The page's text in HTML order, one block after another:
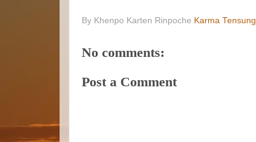
By Khenpo Karten Rinpoche Karma Tensung
No comments:
Post a Comment